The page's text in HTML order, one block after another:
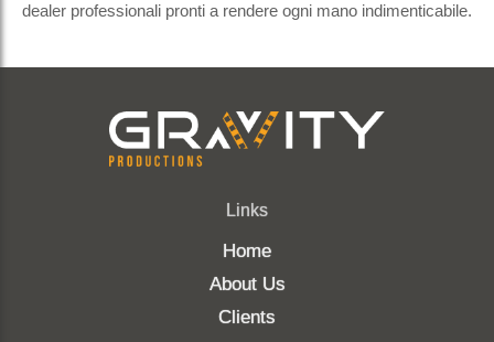
dealer professionali pronti a rendere ogni mano indimenticabile.
Links
Home
About Us
Clients